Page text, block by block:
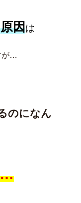
因は
が…
のになん
…